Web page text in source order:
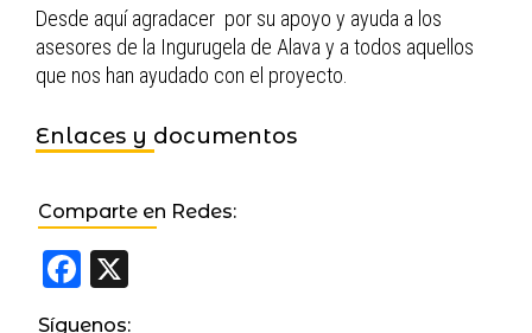
Desde aquí agradacer por su apoyo y ayuda a los
asesores de la Ingurugela de Alava y a todos aquellos
que nos han ayudado con el proyecto.
Enlaces y documentos
Comparte en Redes:
Facebook
Síguenos: